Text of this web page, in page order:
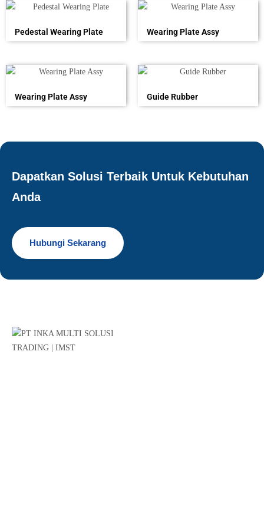
Pedestal Wearing Plate Wearing Plate Assy
Wearing Plate Assy Guide Rubber
Dapatkan Solusi Terbaik Untuk Kebutuhan
Anda
Hubungi Sekarang